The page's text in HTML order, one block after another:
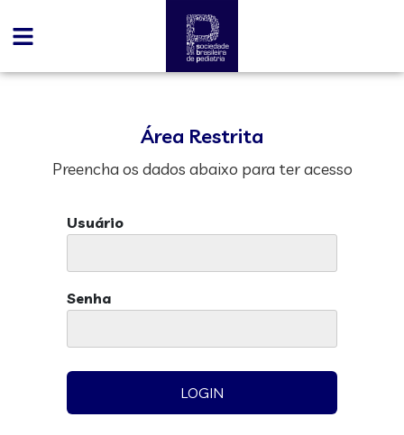
Área Restrita
Preencha os dados abaixo para ter acesso
Usuário
Senha